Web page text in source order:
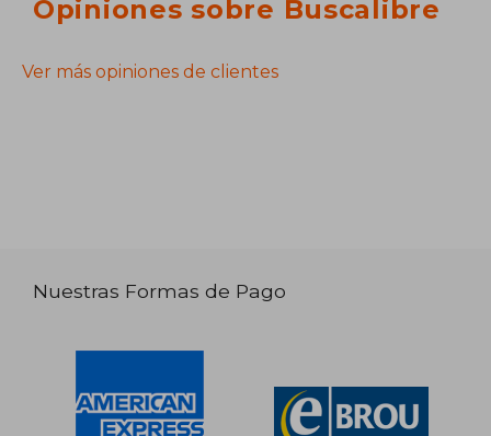
Opiniones sobre Buscalibre
Ver más opiniones de clientes
Nuestras Formas de Pago